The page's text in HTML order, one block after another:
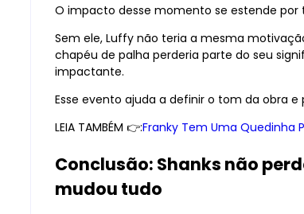
O impacto desse momento se estende por
Sem ele, Luffy não teria a mesma
chapéu de palha perderia parte do seu
impactante.
Esse evento ajuda a definir o tom da obra
LEIA TAMBÉM 👉:Franky Tem Uma Quedinha
Conclusão: Shanks não
mudou tudo